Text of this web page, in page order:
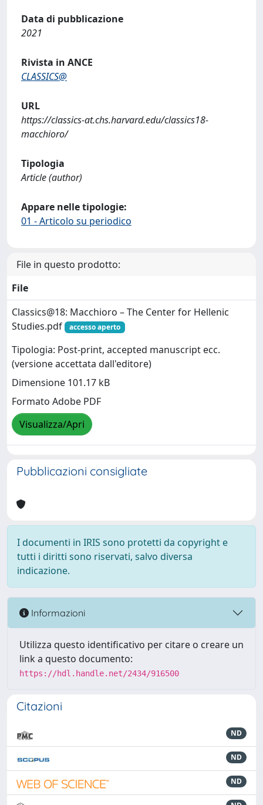
Data di pubblicazione
2021
Rivista in ANCE
CLASSICS@
URL
https://classics-at.chs.harvard.edu/classics18-
macchioro/
Tipologia
Article (author)
Appare nelle tipologie:
01 - Articolo su periodico
File in questo prodotto:
File
Classics@18: Macchioro – The Center for Hellenic
Studies.pdf
accesso aperto
Tipologia: Post-print, accepted manuscript ecc.
(versione accettata dall'editore)
Dimensione 101.17 kB
Formato Adobe PDF
Visualizza/Apri
Pubblicazioni consigliate
I documenti in IRIS sono protetti da copyright e
tutti i diritti sono riservati, salvo diversa
indicazione.
Informazioni
Utilizza questo identificativo per citare o creare un
link a questo documento:
https://hdl.handle.net/2434/916500
Citazioni
ND
ND
ND